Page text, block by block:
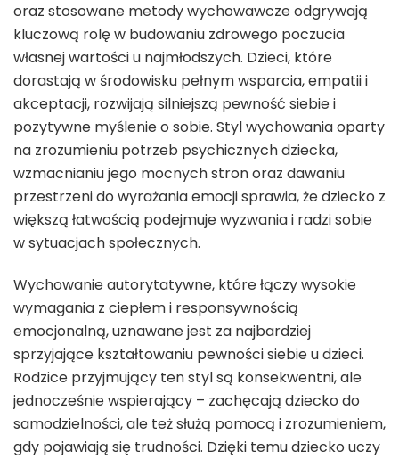
oraz stosowane metody wychowawcze odgrywają
kluczową rolę w budowaniu zdrowego poczucia
własnej wartości u najmłodszych. Dzieci, które
dorastają w środowisku pełnym wsparcia, empatii i
akceptacji, rozwijają silniejszą pewność siebie i
pozytywne myślenie o sobie. Styl wychowania oparty
na zrozumieniu potrzeb psychicznych dziecka,
wzmacnianiu jego mocnych stron oraz dawaniu
przestrzeni do wyrażania emocji sprawia, że dziecko z
większą łatwością podejmuje wyzwania i radzi sobie
w sytuacjach społecznych.
Wychowanie autorytatywne, które łączy wysokie
wymagania z ciepłem i responsywnością
emocjonalną, uznawane jest za najbardziej
sprzyjające kształtowaniu pewności siebie u dzieci.
Rodzice przyjmujący ten styl są konsekwentni, ale
jednocześnie wspierający – zachęcają dziecko do
samodzielności, ale też służą pomocą i zrozumieniem,
gdy pojawiają się trudności. Dzięki temu dziecko uczy